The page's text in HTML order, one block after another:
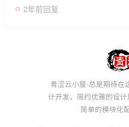
2年前回复
青涩云小屋-总是期待在
计开发，简约优雅的设计
简单的模块化